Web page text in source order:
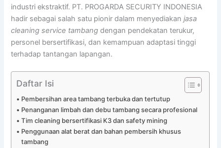
industri ekstraktif. PT. PROGARDA SECURITY INDONESIA
hadir sebagai salah satu pionir dalam menyediakanjasa
cleaning service tambang dengan pendekatan terukur,
personel bersertifikasi, dan kemampuan adaptasi tinggi
terhadap tantangan lapangan.
Daftar Isi
Pembersihan area tambang terbuka dan tertutup
Penanganan limbah dan debu tambang secara profesional
Tim cleaning bersertifikasi K3 dan safety mining
Penggunaan alat berat dan bahan pembersih khusus
tambang